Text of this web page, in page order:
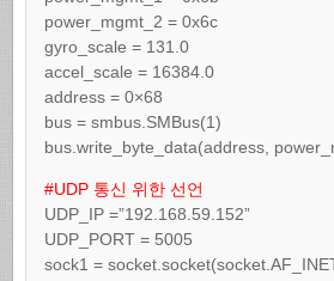
power_mgmt_2 = 0x6c
gyro_scale = 131.0
accel_scale = 16384.0
address = 0×68
bus = smbus.SMBus(1)
bus.write_byte_data(address,
#UDP 통신 위한 선언
UDP_IP =”192.168.59.152”
UDP_PORT = 5005
sock1 =